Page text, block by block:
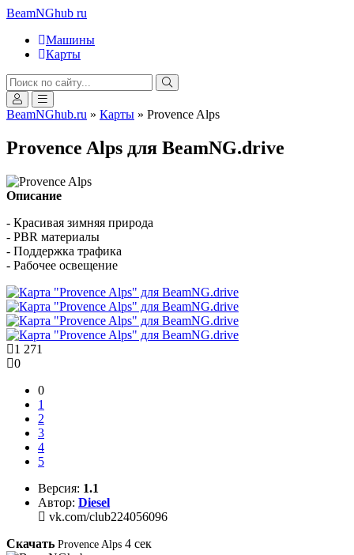
BeamNGhub ru
Машины
Карты
BeamNGhub.ru » Карты » Provence Alps
Provence Alps для BeamNG.drive
Описание
- Красивая зимняя природа
- PBR материалы
- Поддержка трафика
- Рабочее освещение
1 271
0
0
1
2
3
4
5
Версия: 1.1
Автор: Diesel
vk.com/club224056096
Скачать Provence Alps 4 сек